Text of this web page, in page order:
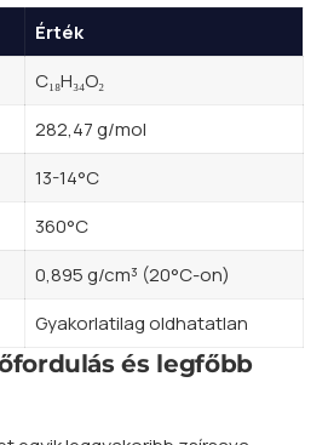
Érték
C₁₈H₃₄O₂
282,47 g/mol
13-14°C
360°C
0,895 g/cm³ (20°C-on)
Gyakorlatilag oldhatatlan
és legfőbb